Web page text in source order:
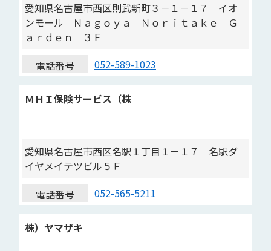
愛知県名古屋市西区則武新町３－１－１７ イオ
ンモール Ｎａｇｏｙａ Ｎｏｒｉｔａｋｅ Ｇ
ａｒｄｅｎ ３Ｆ
電話番号
052-589-1023
ＭＨＩ保険サービス（株
愛知県名古屋市西区名駅１丁目１－１７ 名駅ダ
イヤメイテツビル５Ｆ
電話番号
052-565-5211
株）ヤマザキ